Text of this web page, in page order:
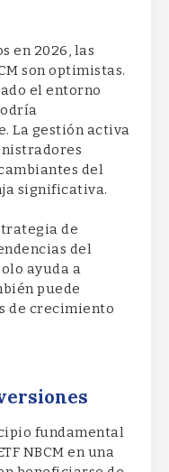
en 2026, las
son optimistas.
el entorno
La gestión activa
del
significativa.
de
del
ayuda a
puede
de crecimiento
fundamental
NBCM en una